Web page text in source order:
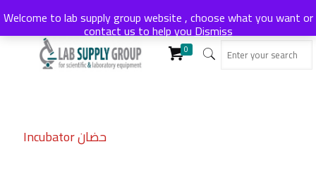
0
Incubator حضان
Welcome to lab supply group website , choose what you want or
contact us to help youDismiss